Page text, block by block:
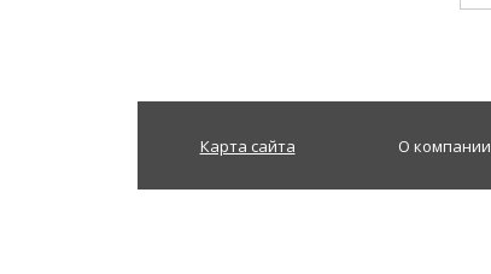
Карта сайта О компании